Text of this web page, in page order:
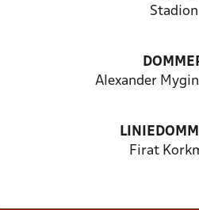
Stadion
Alexander
Firat